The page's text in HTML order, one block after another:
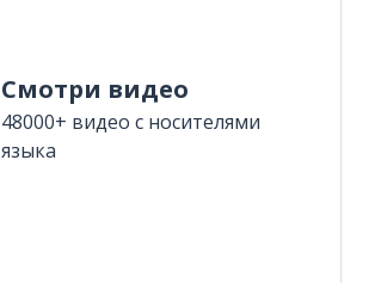
Смотри видео
48000+ видео с носителями
языка